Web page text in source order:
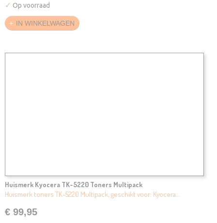
✓ Op voorraad
IN WINKELWAGEN
Huismerk Kyocera TK-5220 Toners Multipack
Huismerk toners TK-5220 Multipack, geschikt voor: Kyocera…
€ 99,95